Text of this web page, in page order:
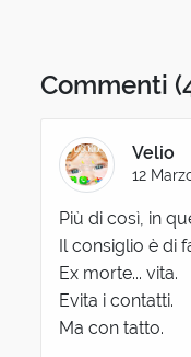
Commenti
Velio
12
Più di così, in
Il consiglio è di
Ex morte... vita.
Evita i contatti.
Ma con tatto.